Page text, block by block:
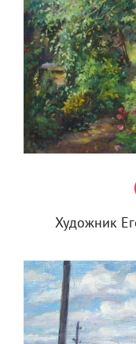
Художник